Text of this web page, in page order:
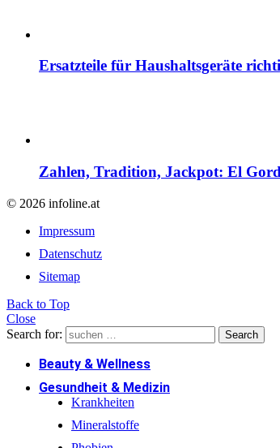
Ersatzteile für Haushaltsgeräte
Zahlen, Tradition, Jackpot: El
© 2026 infoline.at
Impressum
Datenschutz
Sitemap
Back to Top
Close
Search for:
Search
Beauty & Wellness
Gesundheit & Medizin
Krankheiten
Mineralstoffe